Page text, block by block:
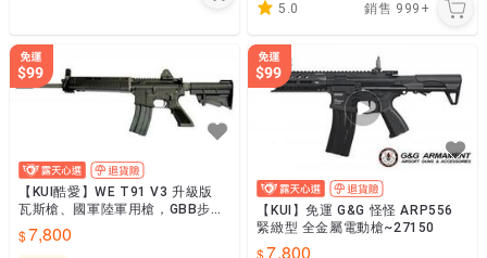
5.0 銷售 999+
【KUI酷愛】WE T91 V3 升級版
瓦斯槍、國軍陸軍用槍，GBB步
槍、長槍（可動槍機、後座力、會
後定）54346
7,800
【KUI】免運 G&G 怪怪 ARP556
緊緻型 全金屬電動槍~27150
7,800